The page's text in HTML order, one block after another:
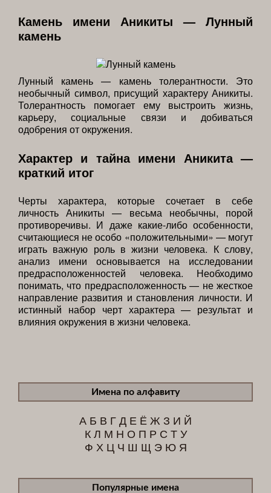
Камень имени Аникиты — Лунный
камень
Лунный камень — камень толерантности. Это
необычный символ, присущий характеру Аникиты.
Толерантность помогает ему выстроить жизнь,
карьеру, социальные связи и добиваться
одобрения от окружения.
Характер и тайна имени Аникита —
краткий итог
Черты характера, которые сочетает в себе
личность Аникиты — весьма необычны, порой
противоречивы. И даже какие-либо особенности,
считающиеся не особо «положительными» — могут
играть важную роль в жизни человека. К слову,
анализ имени основывается на исследовании
предрасположенностей человека. Необходимо
понимать, что предрасположенность — не жесткое
направление развития и становления личности. И
истинный набор черт характера — результат и
влияния окружения в жизни человека.
Имена по алфавиту
А Б В ГД Е Ё Ж З И Й
К Л М Н О П Р С Т У
Ф Х Ц Ч Ш Щ Э Ю Я
Популярные имена